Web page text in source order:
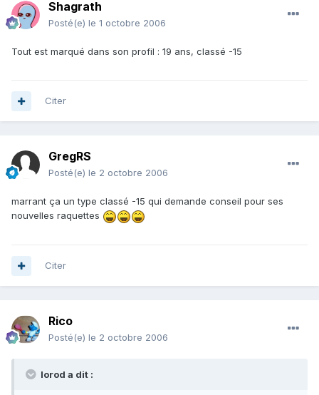
Shagrath
Posté(e) le 1 octobre 2006
Tout est marqué dans son profil : 19 ans, classé -15
Citer
GregRS
Posté(e) le 2 octobre 2006
marrant ça un type classé -15 qui demande conseil pour ses
nouvelles raquettes
Citer
Rico
Posté(e) le 2 octobre 2006
lorod a dit :